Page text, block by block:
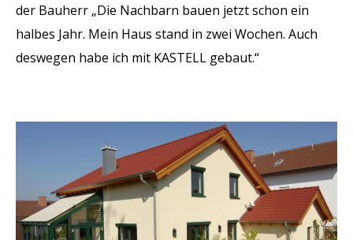
der Bauherr „Die Nachbarn bauen jetzt schon ein
halbes Jahr. Mein Haus stand in zwei Wochen. Auch
deswegen habe ich mit KASTELL gebaut.“